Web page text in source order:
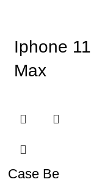
Iphone 11
Max
Case Be